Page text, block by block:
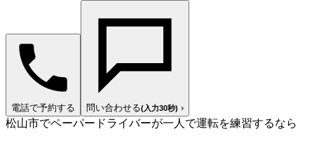
電話で予約する 問い合わせる(入力30秒) ›
松山市でペーパードライバーが一人で運転を練習するなら